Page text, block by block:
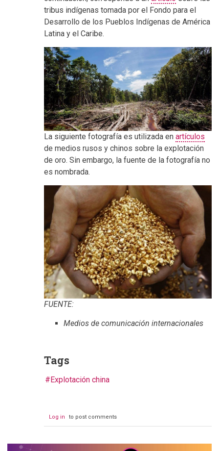
tribus indígenas tomada por el Fondo para el
Desarrollo de los Pueblos Indígenas de América
Latina y el Caribe.
La siguiente fotografía es utilizada en artículos
de medios rusos y chinos sobre la explotación
de oro. Sin embargo, la fuente de la fotografía no
es nombrada.
FUENTE:
Medios de comunicación internacionales
Tags
Explotación china
Log in to post comments